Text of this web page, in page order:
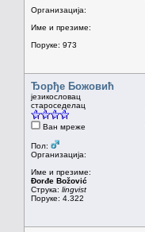
Организација:
Име и презиме:
Поруке: 973
Ђорђе Божовић
језикословац
староседелац
Ван мреже
Пол:
Организација:
Име и презиме:
Đorđe Božović
Струка: lingvist
Поруке: 4.322